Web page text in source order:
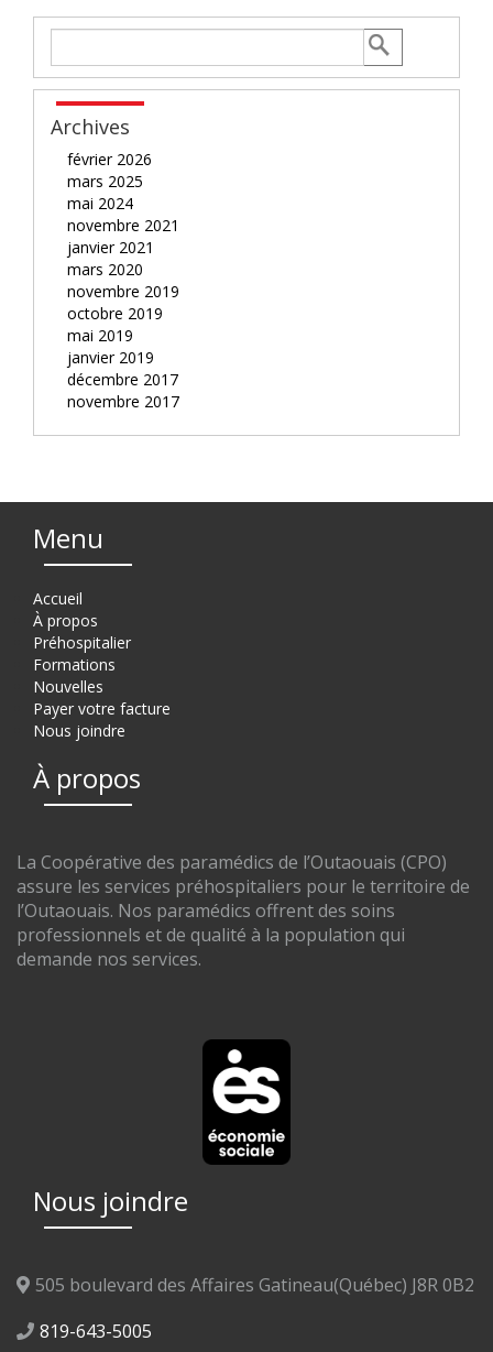
Archives
février 2026
mars 2025
mai 2024
novembre 2021
janvier 2021
mars 2020
novembre 2019
octobre 2019
mai 2019
janvier 2019
décembre 2017
novembre 2017
Menu
Accueil
À propos
Préhospitalier
Formations
Nouvelles
Payer votre facture
Nous joindre
À propos
La Coopérative des paramédics de l’Outaouais (CPO)
assure les services préhospitaliers pour le territoire de
l’Outaouais. Nos paramédics offrent des soins
professionnels et de qualité à la population qui
demande nos services.
Nous joindre
505 boulevard des Affaires Gatineau(Québec) J8R 0B2
819-643-5005